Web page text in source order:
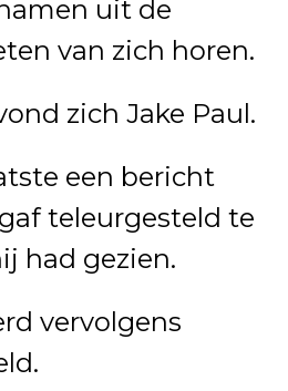
uit de
van zich horen.
zich Jake Paul.
een bericht
teleurgesteld te
had gezien.
vervolgens